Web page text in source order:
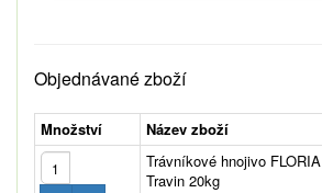
Objednávané zboží
Množství Název zboží
Trávníkové hnojivo FLORIA
Travin 20kg